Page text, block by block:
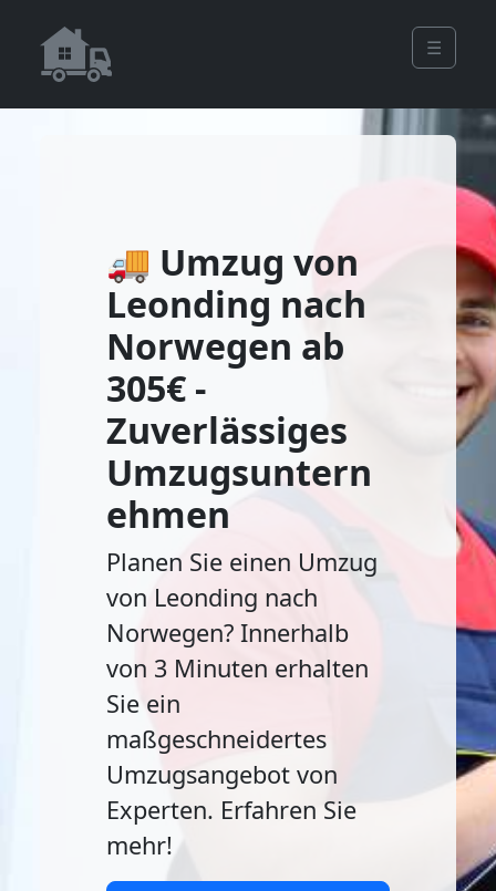
☰
🚚 Umzug von
Leonding nach
Norwegen ab
305€ -
Zuverlässiges
Umzugsuntern
ehmen
Planen Sie einen Umzug
von Leonding nach
Norwegen? Innerhalb
von 3 Minuten erhalten
Sie ein
maßgeschneidertes
Umzugsangebot von
Experten. Erfahren Sie
mehr!